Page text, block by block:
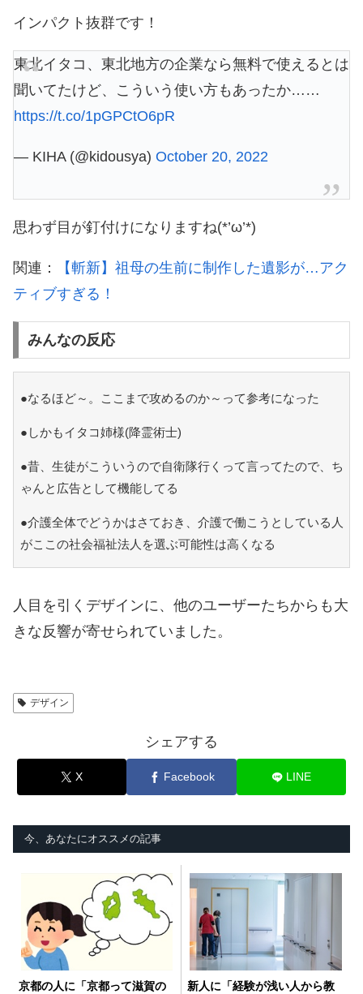
インパクト抜群です！
東北イタコ、東北地方の企業なら無料で使えるとは
聞いてたけど、こういう使い方もあったか……
https://t.co/1pGPCtO6pR
— KIHA (@kidousya) October 20, 2022
思わず目が釘付けになりますね(*’ω’*)
関連：
【斬新】祖母の生前に制作した遺影が…アク
ティブすぎる！
みんなの反応
●なるほど～。ここまで攻めるのか～って参考になった
●しかもイタコ姉様(降霊術士)
●昔、生徒がこういうので自衛隊行くって言ってたので、ち
ゃんと広告として機能してる
●介護全体でどうかはさておき、介護で働こうとしている人
がここの社会福祉法人を選ぶ可能性は高くなる
人目を引くデザインに、他のユーザーたちからも大
きな反響が寄せられていました。
デザイン
シェアする
X Facebook LINE
今、あなたにオススメの記事
京都の人に「京都って滋賀の 新人に「経験が浅い人から教